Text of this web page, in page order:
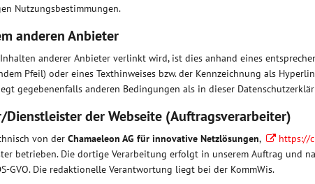
Nutzungsbestimmungen.
anderen Anbieter
anderer Anbieter verlinkt wird, ist dies anhand eines
Pfeil) oder eines Texthinweises bzw. der Kennzeichnung als
gegebenenfalls anderen Bedingungen als in dieser
Dienstleister der Webseite (Auftragsverarbeiter)
von der Chamaeleon AG für innovative Netzlösungen, https://
betrieben. Die dortige Verarbeitung erfolgt in unserem Auftrag und
GVO. Die redaktionelle Verantwortung liegt bei der KommWis.